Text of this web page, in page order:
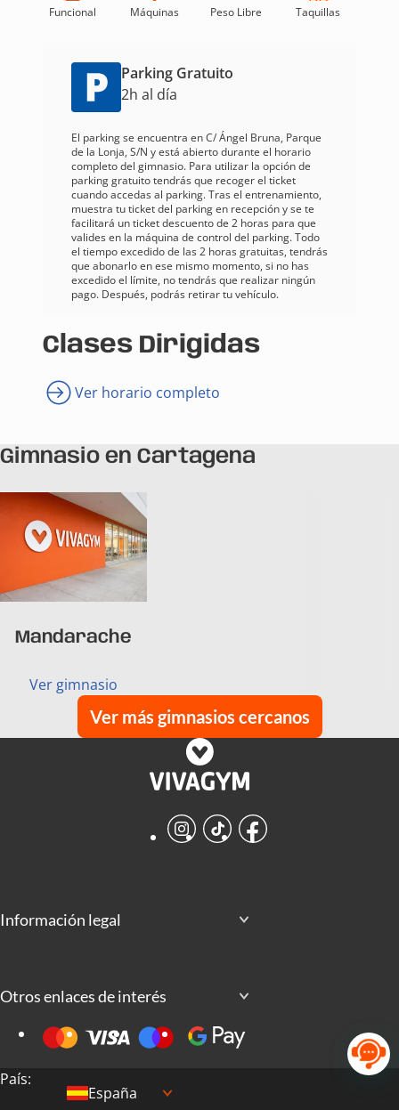
Funcional Máquinas Peso Libre Taquillas
Parking Gratuito
2h al día
El parking se encuentra en C/ Ángel Bruna, Parque
de la Lonja, S/N y está abierto durante el horario
completo del gimnasio. Para utilizar la opción de
parking gratuito tendrás que recoger el ticket
cuando accedas al parking. Tras el entrenamiento,
muestra tu ticket del parking en recepción y se te
facilitará un ticket descuento de 2 horas para que
valides en la máquina de control del parking. Todo
el tiempo excedido de las 2 horas gratuitas, tendrás
que abonarlo en ese mismo momento, si no has
excedido el límite, no tendrás que realizar ningún
pago. Después, podrás retirar tu vehículo.
Clases Dirigidas
Ver horario completo
Gimnasio en Cartagena
Mandarache
Ver gimnasio
Ver más gimnasios cercanos
Instagram
TikTokFacebook
Información legal
Otros enlaces de interés
País:
España